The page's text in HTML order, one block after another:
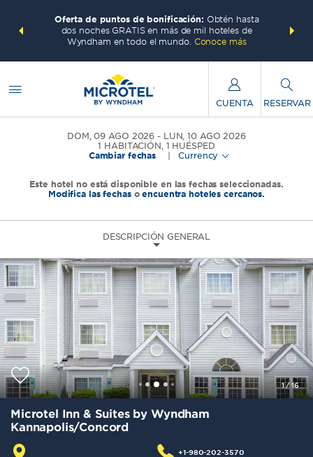
gana
total.
Oferta de puntos de bonificación: Obtén hasta
dos noches GRATIS en más de mil hoteles de
Wyndham en todo el mundo. Conoce más
puntos
CUENTA RESERVAR
DOM, 09 AGO 2026
LUN, 10 AGO 2026
1 HABITACIÓN, 1 HUÉSPED
Cambiar fechas
Currency
Este hotel no está disponible en las fechas seleccionadas.
Modifica las fechasoencuentra hoteles cercanos.
DESCRIPCIÓN GENERAL
1/16
Microtel Inn & Suites by Wyndham
Kannapolis/Concord
+1-980-202-3570